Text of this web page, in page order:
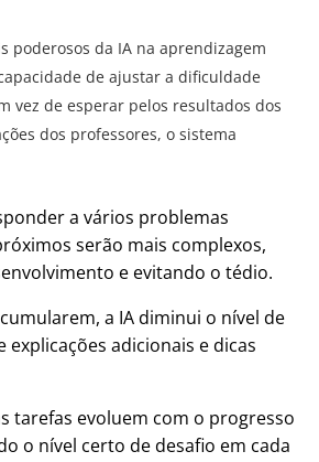
poderosos da IA ​​na aprendizagem
de ajustar a dificuldade
vez de esperar pelos resultados dos
dos professores, o sistema
a vários problemas
serão mais complexos,
e evitando o tédio.
a IA diminui o nível de
explicações adicionais e dicas
tarefas evoluem com o progresso
o nível certo de desafio em cada